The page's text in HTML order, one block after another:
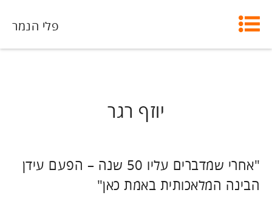
פלי הנמר
יוזף רגר
"אחרי שמדברים עליו 50 שנה – הפעם עידן
הבינה המלאכותית באמת כאן"